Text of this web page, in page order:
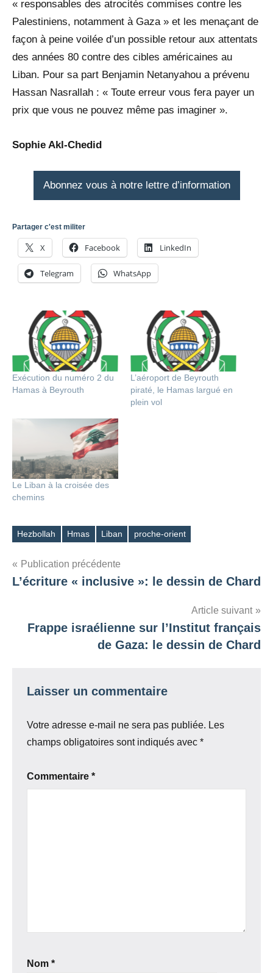
« responsables des atrocités commises contre les
Palestiniens, notamment à Gaza » et les menaçant de
façon à peine voilée d’un possible retour aux attentats
des années 80 contre des cibles américaines au
Liban. Pour sa part Benjamin Netanyahou a prévenu
Hassan Nasrallah : « Toute erreur vous fera payer un
prix que vous ne pouvez même pas imaginer ».
Sophie Akl-Chedid
Abonnez vous à notre lettre d’information
Partager c'est militer
X Facebook LinkedIn
Telegram WhatsApp
Exécution du numéro 2 du
Hamas à Beyrouth
L’aéroport de Beyrouth
piraté, le Hamas largué en
plein vol
Le Liban à la croisée des
chemins
Étiquettes
Hezbollah Hmas Liban proche-orient
Navigation
de
Publication précédente
L’écriture « inclusive »: le dessin de Chard
Article suivant
Frappe israélienne sur l’Institut français
de Gaza: le dessin de Chard
Laisser un commentaire
Votre adresse e-mail ne sera pas publiée. Les
champs obligatoires sont indiqués avec *
Commentaire *
Nom *